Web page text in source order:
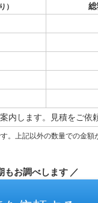
）
内します。 見積をご依
。上記以外の数量での金額
もお調べします ／